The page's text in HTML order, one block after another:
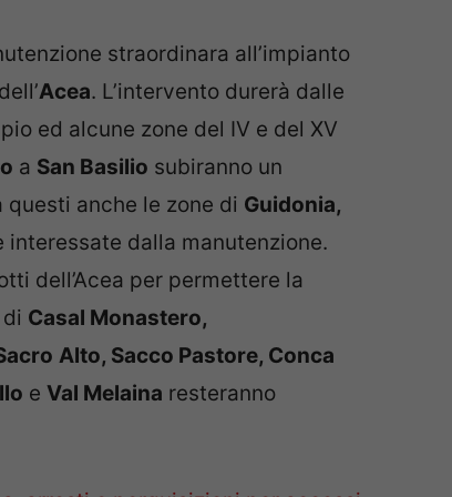
straordinara all’impianto
Acea
. L’intervento durerà dalle
ed alcune zone del IV e del XV
a San Basilio
subiranno un
anche le zone di Guidonia,
dalla manutenzione.
dell’Acea per permettere la
Casal Monastero,
Alto, Sacco Pastore, Conca
e Val Melaina resteranno
arresti e perquisizioni per accessi